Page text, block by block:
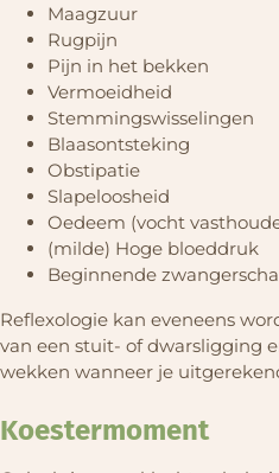
Maagzuur
Rugpijn
Pijn in het bekken
Vermoeidheid
Stemmingswisselingen
Blaasontsteking
Obstipatie
Slapeloosheid
Oedeem (vocht
(milde) Hoge bloeddruk
Beginnende
Reflexologie kan eveneens
van een stuit- of dwarsligging
wekken wanneer je
Koestermoment